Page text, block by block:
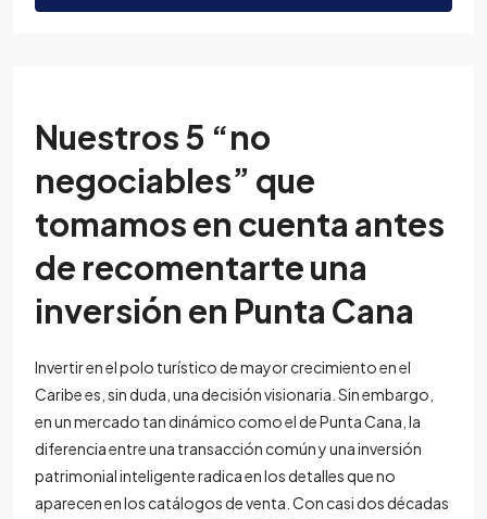
Nuestros 5 “no
negociables” que
tomamos en cuenta antes
de recomentarte una
inversión en Punta Cana
Invertir en el polo turístico de mayor crecimiento en el
Caribe es, sin duda, una decisión visionaria. Sin embargo,
en un mercado tan dinámico como el de Punta Cana, la
diferencia entre una transacción común y una inversión
patrimonial inteligente radica en los detalles que no
aparecen en los catálogos de venta. Con casi dos décadas